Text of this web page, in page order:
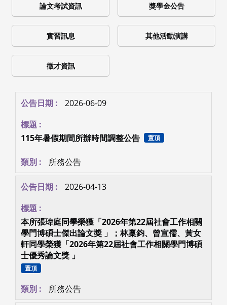
論文考試資訊 獎學金公告
實習訊息 其他活動演講
徵才資訊
2026-06-09
115年暑假期間所辦時間調整公告 置頂
所務公告
2026-04-13
本所張瑋庭同學榮獲「2026年第22屆社會工作相關
學門博碩士傑出論文獎 」；林稟鈞、曾宣儒、黃女
軒同學榮獲「2026年第22屆社會工作相關學門博碩
士優秀論文獎 」
置頂
所務公告